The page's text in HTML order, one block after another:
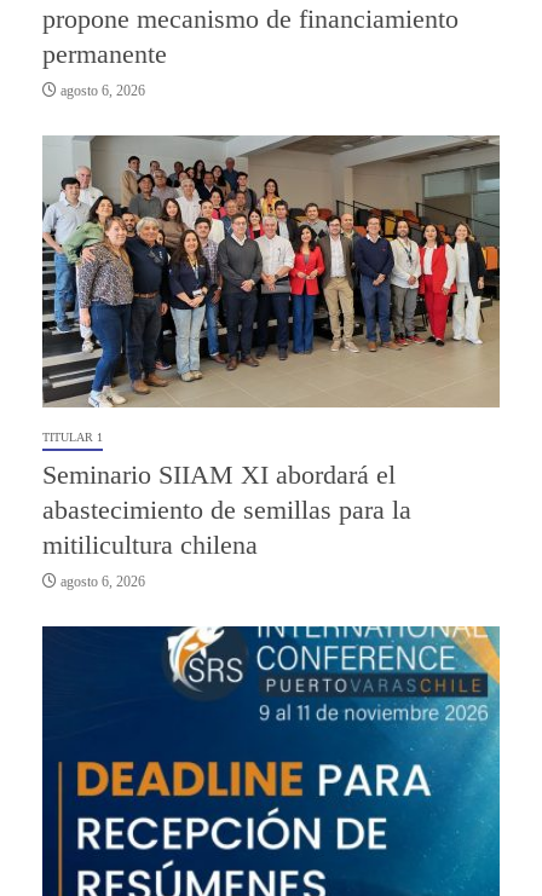
propone mecanismo de financiamiento
permanente
agosto 6, 2026
TITULAR 1
Seminario SIIAM XI abordará el
abastecimiento de semillas para la
mitilicultura chilena
agosto 6, 2026